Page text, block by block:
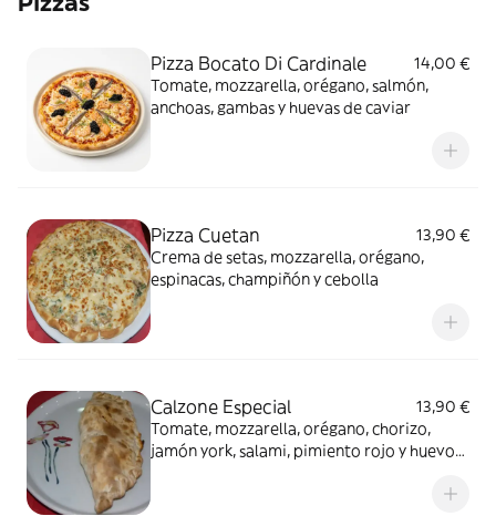
Pizza Bocato Di Cardinale
14,00 €
Tomate, mozzarella, orégano, salmón,
anchoas, gambas y huevas de caviar
Pizza Cuetan
13,90 €
Crema de setas, mozzarella, orégano,
espinacas, champiñón y cebolla
Calzone Especial
13,90 €
Tomate, mozzarella, orégano, chorizo,
jamón york, salami, pimiento rojo y huevo